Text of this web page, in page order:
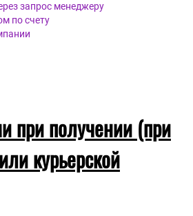
запрос менеджеру
по счету
при получении (при
курьерской